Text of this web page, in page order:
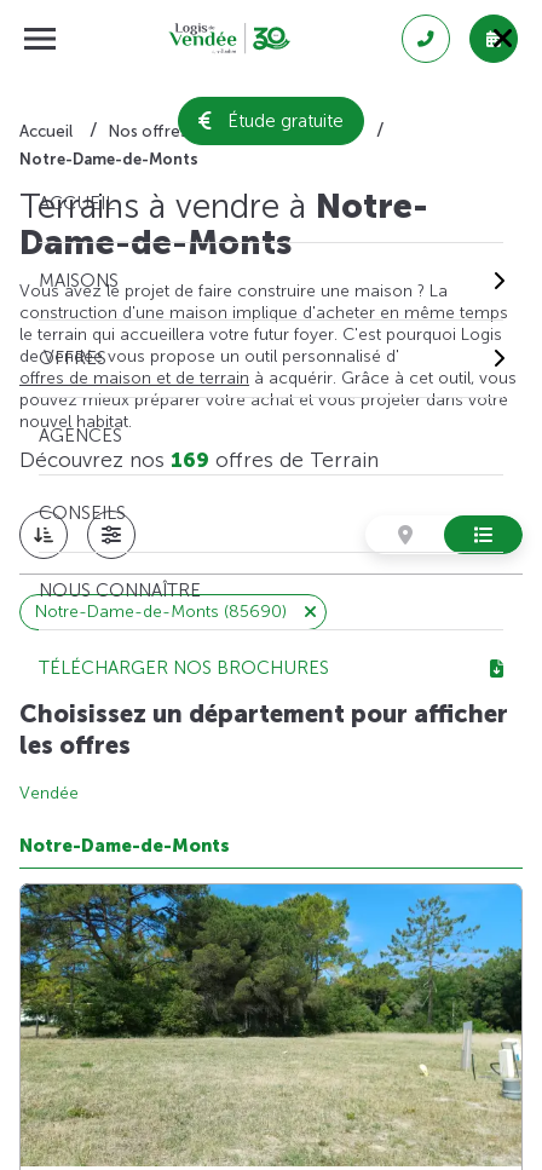
Étude gratuite
ACCUEIL
MAISONS
OFFRES
AGENCES
CONSEILS
NOUS CONNAÎTRE
TÉLÉCHARGER NOS BROCHURES
Accueil Nos offres de terrain
Vendée
Notre-Dame-de-Monts
Terrains à vendre à Notre-
Dame-de-Monts
Vous avez le projet de faire construire une maison ? La
construction d'une maison implique d'acheter en même temps
le terrain qui accueillera votre futur foyer. C'est pourquoi Logis
de Vendée vous propose un outil personnalisé d'
offres de maison et de terrain à acquérir. Grâce à cet outil, vous
pouvez mieux préparer votre achat et vous projeter dans votre
nouvel habitat.
Découvrez nos 169 offres de Terrain
Notre-Dame-de-Monts (85690)
Choisissez un département pour afficher
les offres
Vendée
Notre-Dame-de-Monts